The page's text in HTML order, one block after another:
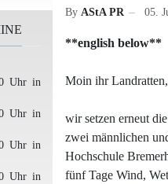
By AStA PR 05.
**english below**
Moin ihr Landratten,
wir setzen erneut
zwei männlichen
Hochschule
fünf Tage Wind,
Uhr in
Uhr in
Uhr in
Uhr in